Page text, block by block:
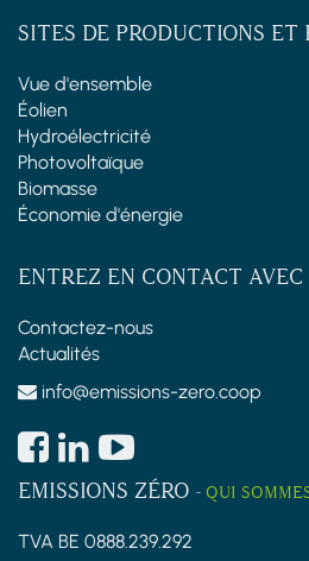
SITES DE PRODUCTIONS ET
Vue d'ensemble
Éolien
Hydroélectricité
Photovoltaïque
Biomasse
Économie d'énergie
ENTREZ EN CONTACT AVEC
Contactez-nous
Actualités
info@emissions-zero.coop
EMISSIONS ZÉRO - QUI
TVA BE 0888.239.292